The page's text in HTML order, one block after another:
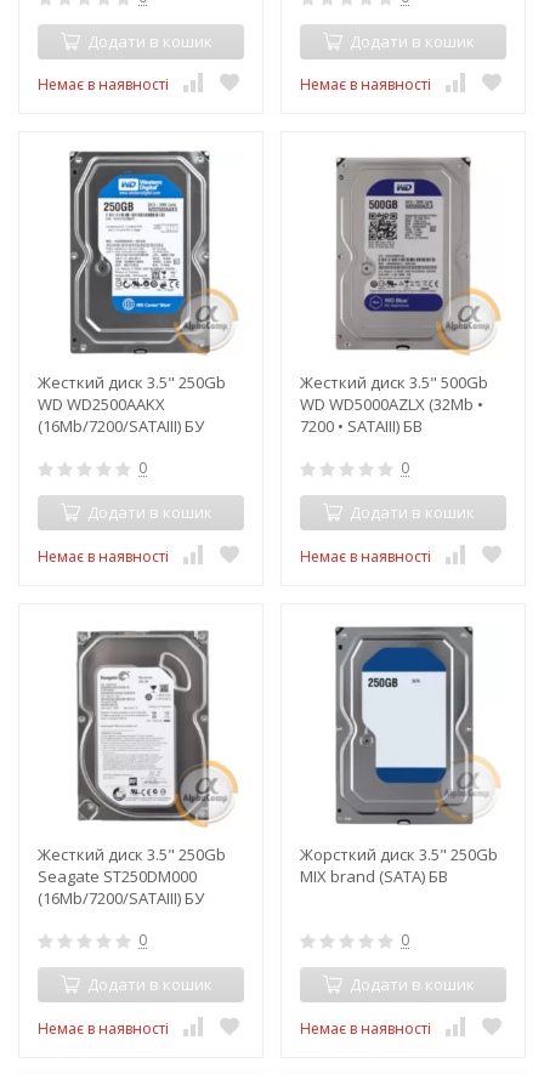
Додати в кошик
Немає в наявності
Додати в кошик
Немає в наявності
Жесткий диск 3.5" 250Gb
WD WD2500AAKX
(16Mb/7200/SATAIII) БУ
0
Додати в кошик
Немає в наявності
Жесткий диск 3.5" 500Gb
WD WD5000AZLX (32Mb •
7200 • SATAIII) БВ
0
Додати в кошик
Немає в наявності
Жесткий диск 3.5" 250Gb
Seagate ST250DM000
(16Mb/7200/SATAIII) БУ
0
Додати в кошик
Немає в наявності
Жорсткий диск 3.5" 250Gb
MIX brand (SATA) БВ
0
Додати в кошик
Немає в наявності